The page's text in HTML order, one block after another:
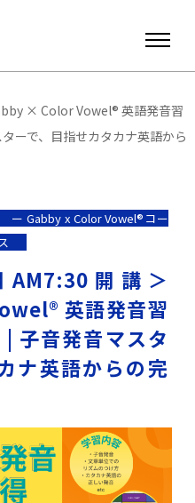
× Color Vowel® 英語発音習
ーで、目指せカタカナ英語から
ー Gabby x Color Vowel®︎コー
開講＞
英語発音習
子音発音マスタ
ナ英語からの完